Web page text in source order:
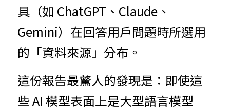
具（如 ChatGPT、Claude、
Gemini）在回答用戶問題時所選用
的「資料來源」分布。
這份報告最驚人的發現是：即使這
些 AI 模型表面上是大型語言模型